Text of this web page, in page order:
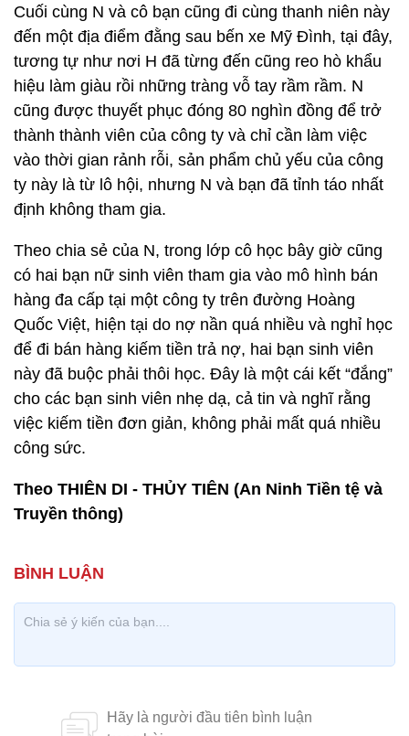
Cuối cùng N và cô bạn cũng đi cùng thanh niên này
đến một địa điểm đằng sau bến xe Mỹ Đình, tại đây,
tương tự như nơi H đã từng đến cũng reo hò khẩu
hiệu làm giàu rồi những tràng vỗ tay rầm rầm. N
cũng được thuyết phục đóng 80 nghìn đồng để trở
thành thành viên của công ty và chỉ cần làm việc
vào thời gian rảnh rỗi, sản phẩm chủ yếu của công
ty này là từ lô hội, nhưng N và bạn đã tỉnh táo nhất
định không tham gia.
Theo chia sẻ của N, trong lớp cô học bây giờ cũng
có hai bạn nữ sinh viên tham gia vào mô hình bán
hàng đa cấp tại một công ty trên đường Hoàng
Quốc Việt, hiện tại do nợ nần quá nhiều và nghỉ học
để đi bán hàng kiếm tiền trả nợ, hai bạn sinh viên
này đã buộc phải thôi học. Đây là một cái kết “đắng”
cho các bạn sinh viên nhẹ dạ, cả tin và nghĩ rằng
việc kiếm tiền đơn giản, không phải mất quá nhiều
công sức.
Theo THIÊN DI - THỦY TIÊN (An Ninh Tiền tệ và
Truyền thông)